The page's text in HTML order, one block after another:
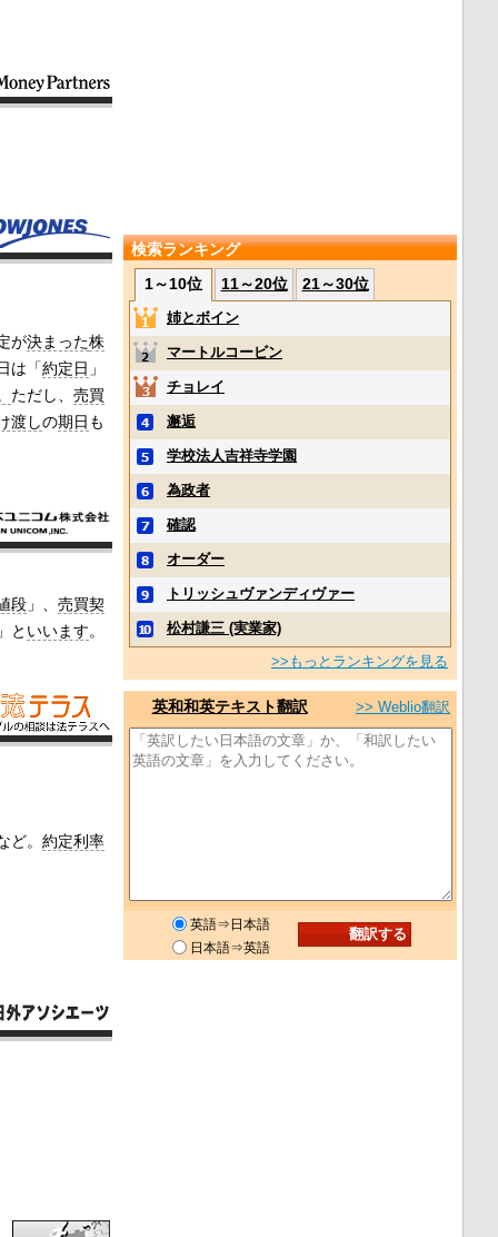
が決まった株
は「約定日 」
ただし、 売買
渡しの期日 も
段」、 売買契
」と いいます。
ど。 約定利率
検索ランキング
1～10位
11～20位 21～30位
姉とボイン
マートルコービン
チョレイ
邂逅
学校法人吉祥寺学園
為政者
確認
オーダー
トリッシュヴァンディヴァー
松村謙三 (実業家)
>>もっとランキングを見る
英和和英テキスト翻訳 >> Weblio翻訳
英語⇒日本語
日本語⇒英語